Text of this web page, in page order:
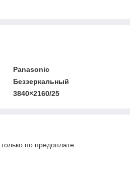
Panasonic
Беззеркальный
3840×2160/25
по предоплате.